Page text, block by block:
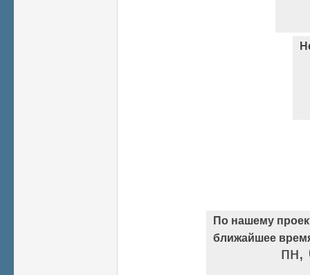
По нашему
ближайшее
пн,